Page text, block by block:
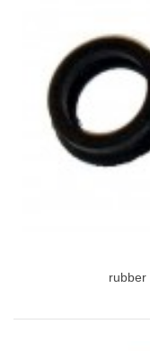
rubber